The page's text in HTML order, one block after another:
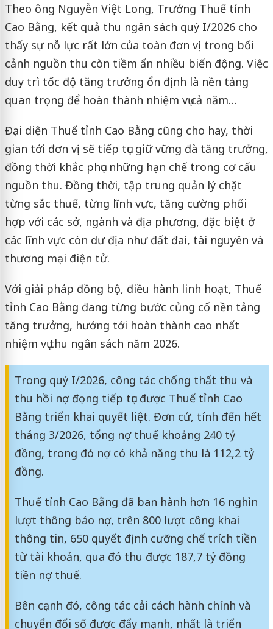
Theo ông Nguyễn Việt Long, Trưởng Thuế tỉnh
Cao Bằng, kết quả thu ngân sách quý I/2026 cho
thấy sự nỗ lực rất lớn của toàn đơn vị trong bối
cảnh nguồn thu còn tiềm ẩn nhiều biến động. Việc
duy trì tốc độ tăng trưởng ổn định là nền tảng
quan trọng để hoàn thành nhiệm vụ cả năm…
Đại diện Thuế tỉnh Cao Bằng cũng cho hay, thời
gian tới đơn vị sẽ tiếp tục giữ vững đà tăng trưởng,
đồng thời khắc phục những hạn chế trong cơ cấu
nguồn thu. Đồng thời, tập trung quản lý chặt
từng sắc thuế, từng lĩnh vực, tăng cường phối
hợp với các sở, ngành và địa phương, đặc biệt ở
các lĩnh vực còn dư địa như đất đai, tài nguyên và
thương mại điện tử.
Với giải pháp đồng bộ, điều hành linh hoạt, Thuế
tỉnh Cao Bằng đang từng bước củng cố nền tảng
tăng trưởng, hướng tới hoàn thành cao nhất
nhiệm vụ thu ngân sách năm 2026.
Trong quý I/2026, công tác chống thất thu và
thu hồi nợ đọng tiếp tục được Thuế tỉnh Cao
Bằng triển khai quyết liệt. Đơn cử, tính đến hết
tháng 3/2026, tổng nợ thuế khoảng 240 tỷ
đồng, trong đó nợ có khả năng thu là 112,2 tỷ
đồng.
Thuế tỉnh Cao Bằng đã ban hành hơn 16 nghìn
lượt thông báo nợ, trên 800 lượt công khai
thông tin, 650 quyết định cưỡng chế trích tiền
từ tài khoản, qua đó thu được 187,7 tỷ đồng
tiền nợ thuế.
Bên cạnh đó, công tác cải cách hành chính và
chuyển đổi số được đẩy mạnh, nhất là triển